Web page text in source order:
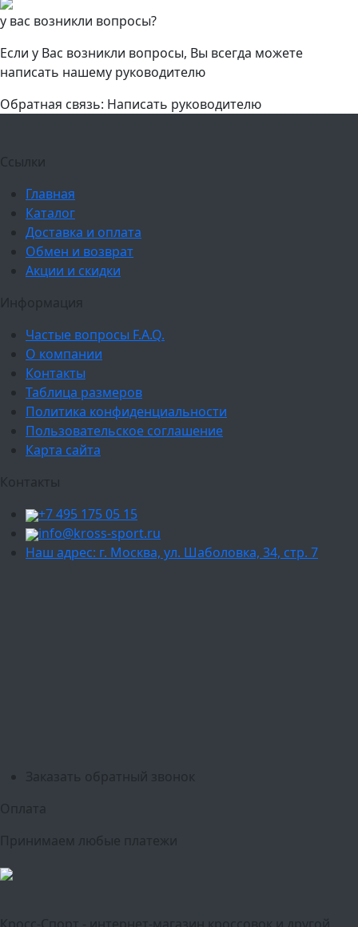
у вас возникли вопросы?
Если у Вас возникли вопросы, Вы всегда можете
написать нашему руководителю
Обратная связь: Написать руководителю
Ссылки
Главная
Каталог
Доставка и оплата
Обмен и возврат
Акции и скидки
Информация
Частые вопросы F.A.Q.
О компании
Контакты
Таблица размеров
Политика конфиденциальности
Пользовательское соглашение
Карта сайта
Контакты
+7 495 175 05 15
info@kross-sport.ru
Наш адрес: г. Москва, ул. Шаболовка, 34, стр. 7
Заказать обратный звонок
Оплата
Принимаем любые платежи